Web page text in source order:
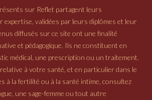
sur Reflet partagent leurs
expertise, validées par leurs diplômes et leur
diffusés sur ce site ont une finalité
et pédagogique. Ils ne constituent en
médical, une prescription ou un traitement.
à votre santé, et en particulier dans le
à la fertilité ou à la santé intime, consultez
une sage-femme ou tout autre